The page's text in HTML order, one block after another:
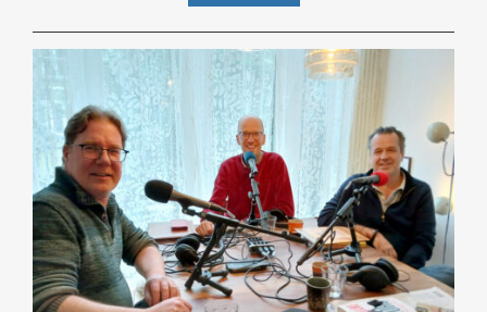
EERDERE
SKEPSIS-
BLOG
(2007-
2024)